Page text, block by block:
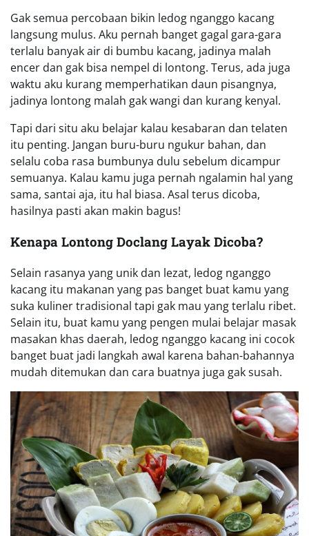
Gak semua percobaan bikin ledog nganggo kacang
langsung mulus. Aku pernah banget gagal gara-gara
terlalu banyak air di bumbu kacang, jadinya malah
encer dan gak bisa nempel di lontong. Terus, ada juga
waktu aku kurang memperhatikan daun pisangnya,
jadinya lontong malah gak wangi dan kurang kenyal.
Tapi dari situ aku belajar kalau kesabaran dan telaten
itu penting. Jangan buru-buru ngukur bahan, dan
selalu coba rasa bumbunya dulu sebelum dicampur
semuanya. Kalau kamu juga pernah ngalamin hal yang
sama, santai aja, itu hal biasa. Asal terus dicoba,
hasilnya pasti akan makin bagus!
Kenapa Lontong Doclang Layak Dicoba?
Selain rasanya yang unik dan lezat, ledog nganggo
kacang itu makanan yang pas banget buat kamu yang
suka kuliner tradisional tapi gak mau yang terlalu ribet.
Selain itu, buat kamu yang pengen mulai belajar masak
masakan khas daerah, ledog nganggo kacang ini cocok
banget buat jadi langkah awal karena bahan-bahannya
mudah ditemukan dan cara buatnya juga gak susah.